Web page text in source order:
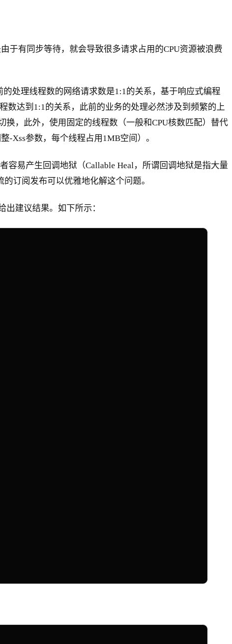
于有同步等待，就会导致很多请求占用的CPU资源被浪费
处理线程数的网络请求数是1:1的关系，基于响应式编程
数达到1:1的关系，此前的业务的处理必然涉及到频繁的上
换，此外，使用固定的线程数（一般和CPU核数匹配）替代
-Xss参数，每个线程占用1MB空间）。
容易产生回调地狱（Callable Heal，所谓回调地狱是指大量
订阅发布可以优雅地化解这个问题。
出建议结果。如下所示：